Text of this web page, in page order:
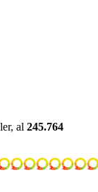
al 245.764